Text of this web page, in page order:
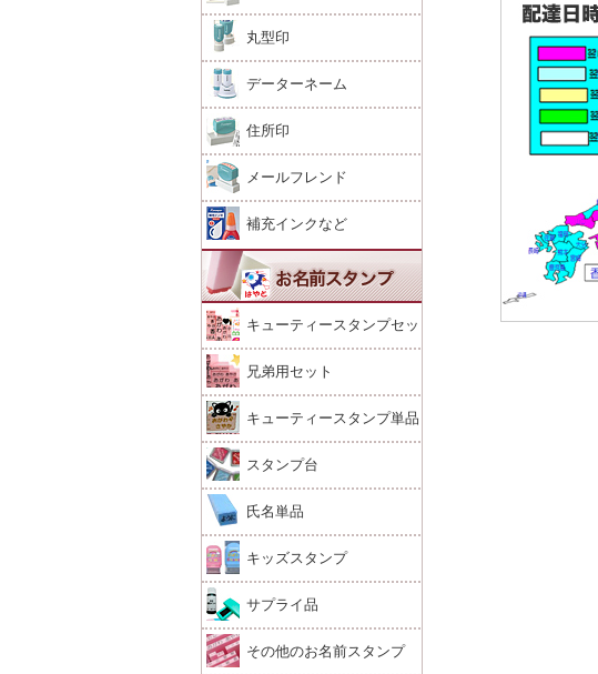
丸型印
データーネーム
住所印
メールフレンド
補充インクなど
キューティースタンプセッ
ト 兄弟用セット
キューティースタンプ単品
スタンプ台
氏名単品
キッズスタンプ
サプライ品
その他のお名前スタンプ